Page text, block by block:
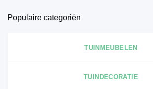
Populaire categoriën
TUINMEUBELEN
TUINDECORATIE